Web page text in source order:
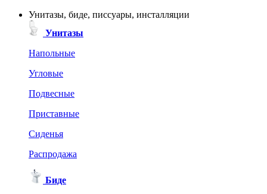
Унитазы, биде, писсуары, инсталляции
Унитазы
Напольные
Угловые
Подвесные
Приставные
Сиденья
Распродажа
Биде